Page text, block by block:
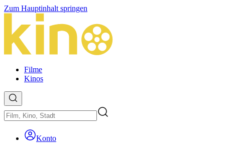
Zum Hauptinhalt springen
Filme
Kinos
Konto